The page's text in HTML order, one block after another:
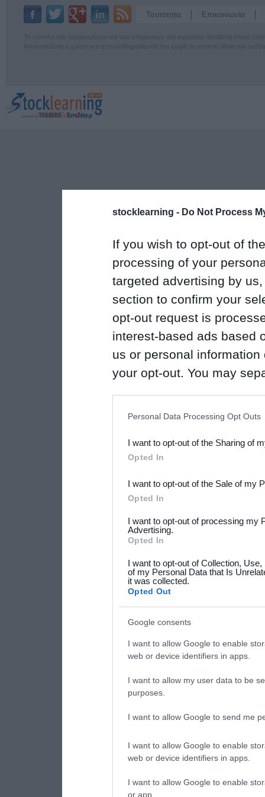
stocklearning - Do Not Process
If you wish to opt-out of
processing of your
targeted advertising by
section to confirm your
opt-out request is
interest-based ads based
us or personal
your opt-out. You may
Downstream Participants
third parties.
Please note that this
not limited to your visit or
grant or deny consent to
your data for below
consent section.
Personal Data Processing Opt Outs
I want to opt-out of the Sharing of
Opted In
I want to opt-out of the Sale of my
Opted In
I want to opt-out of processing my
Advertising.
Opted In
I want to opt-out of Collection,
of my Personal Data that Is
it was collected.
Opted Out
Google consents
I want to allow Google to enable
web or device identifiers in apps.
I want to allow my user data to be
purposes.
I want to allow Google to send me
I want to allow Google to enable
web or device identifiers in apps.
I want to allow Google to enable
or app.
Ταυτότητα Επικοινωνία